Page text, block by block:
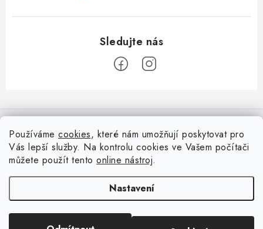
Používáme cookies, které nám umožňují poskytovat pro
Vás lepší služby. Na kontrolu cookies ve Vašem počítači
můžete použít tento online nástroj.
Nastavení
á
Doprava
Oblíbené ♥️
Nepřehlédněte
Blog s nápady a návody
Slovník pojmů, české návody
. Všechna práva vyhrazena.Upravit nastavení